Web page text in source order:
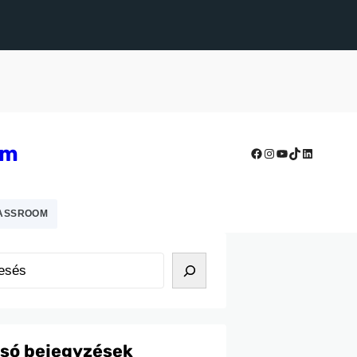
Facebook
Instagram
YouTube
TikTok
LinkedIn
bejegyzések